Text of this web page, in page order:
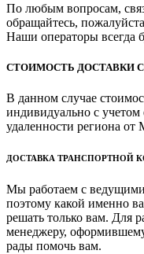
По любым вопросам,
обращайтесь,
Наши операторы всегда
СТОИМОСТЬ ДОСТАВКИ
В данном случае
индивидуально с учетом
удаленности региона от
ДОСТАВКА ТРАНСПОРТНОЙ
Мы работаем с
поэтому какой именно
решать только вам. Для
менеджеру,
рады помочь вам.